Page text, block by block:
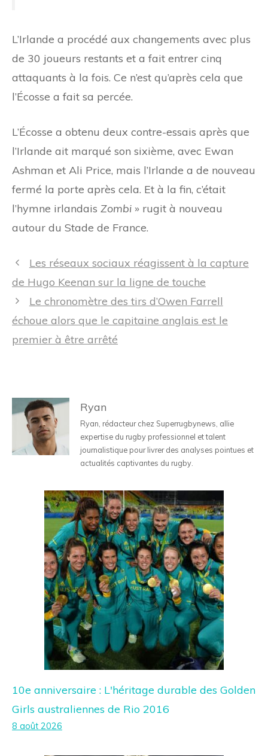
L’Irlande a procédé aux changements avec plus
de 30 joueurs restants et a fait entrer cinq
attaquants à la fois. Ce n’est qu’après cela que
l’Écosse a fait sa percée.
L’Écosse a obtenu deux contre-essais après que
l’Irlande ait marqué son sixième, avec Ewan
Ashman et Ali Price, mais l’Irlande a de nouveau
fermé la porte après cela. Et à la fin, c’était
l’hymne irlandais Zombi » rugit à nouveau
autour du Stade de France.
Navigation
des
articles
Les réseaux sociaux réagissent à la capture
de Hugo Keenan sur la ligne de touche
Le chronomètre des tirs d’Owen Farrell
échoue alors que le capitaine anglais est le
premier à être arrêté
Ryan
Ryan, rédacteur chez Superrugbynews, allie
expertise du rugby professionnel et talent
journalistique pour livrer des analyses pointues et
actualités captivantes du rugby.
10e anniversaire : L'héritage durable des Golden
Girls australiennes de Rio 2016
8 août 2026